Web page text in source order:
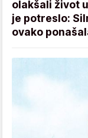
olakšali život
je potreslo:
ovako